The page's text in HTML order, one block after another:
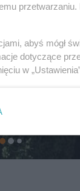
abyś mógł
dotyczące
w